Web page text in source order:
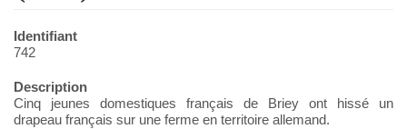
Identifiant
742
Description
Cinq jeunes domestiques français de Briey ont hissé un
drapeau français sur une ferme en territoire allemand.